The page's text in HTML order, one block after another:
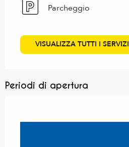
Parcheggio
VISUALIZZA TUTTI I SERVIZI
Periodi di apertura